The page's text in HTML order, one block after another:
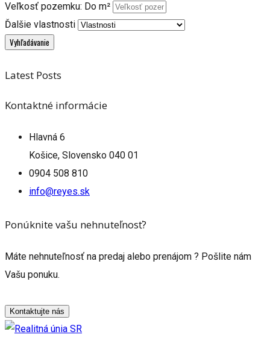
Veľkosť pozemku: Do m²
Ďalšie vlastnosti
Latest Posts
Kontaktné informácie
Hlavná 6
Košice, Slovensko 040 01
0904 508 810
info@reyes.sk
Ponúknite vašu nehnuteľnosť?
Máte nehnuteľnosť na predaj alebo prenájom ? Pošlite nám
Vašu ponuku.
Kontaktujte nás